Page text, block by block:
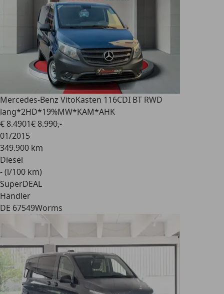
Mercedes-Benz VitoKasten 116CDI BT RWD
lang*2HD*19%MW*KAM*AHK
€ 8.4901€ 8.990,-
01/2015
349.900 km
Diesel
- (l/100 km)
SuperDEAL
Händler
DE 67549Worms